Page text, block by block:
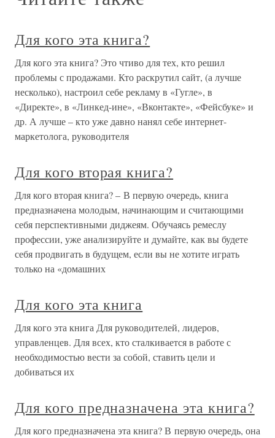
Для кого эта книга?
Для кого эта книга? Это чтиво для тех, кто решил
проблемы с продажами. Кто раскрутил сайт, (а лучше
несколько), настроил себе рекламу в «Гугле», в
«Директе», в «Линкед-ине», «Вконтакте», «Фейсбуке» и
др. А лучше – кто уже давно нанял себе интернет-
маркетолога, руководителя
Для кого вторая книга?
Для кого вторая книга? – В первую очередь, книга
предназначена молодым, начинающим и считающими
себя перспективными диджеям. Обучаясь ремеслу
профессии, уже анализируйте и думайте, как вы будете
себя продвигать в будущем, если вы не хотите играть
только на «домашних
Для кого эта книга
Для кого эта книга Для руководителей, лидеров,
управленцев. Для всех, кто сталкивается в работе с
необходимостью вести за собой, ставить цели и
добиваться их
Для кого предназначена эта книга?
Для кого предназначена эта книга? В первую очередь, она